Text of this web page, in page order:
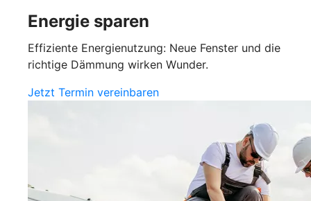
Energie sparen
Effiziente Energienutzung: Neue Fenster und die
richtige Dämmung wirken Wunder.
Jetzt Termin vereinbaren